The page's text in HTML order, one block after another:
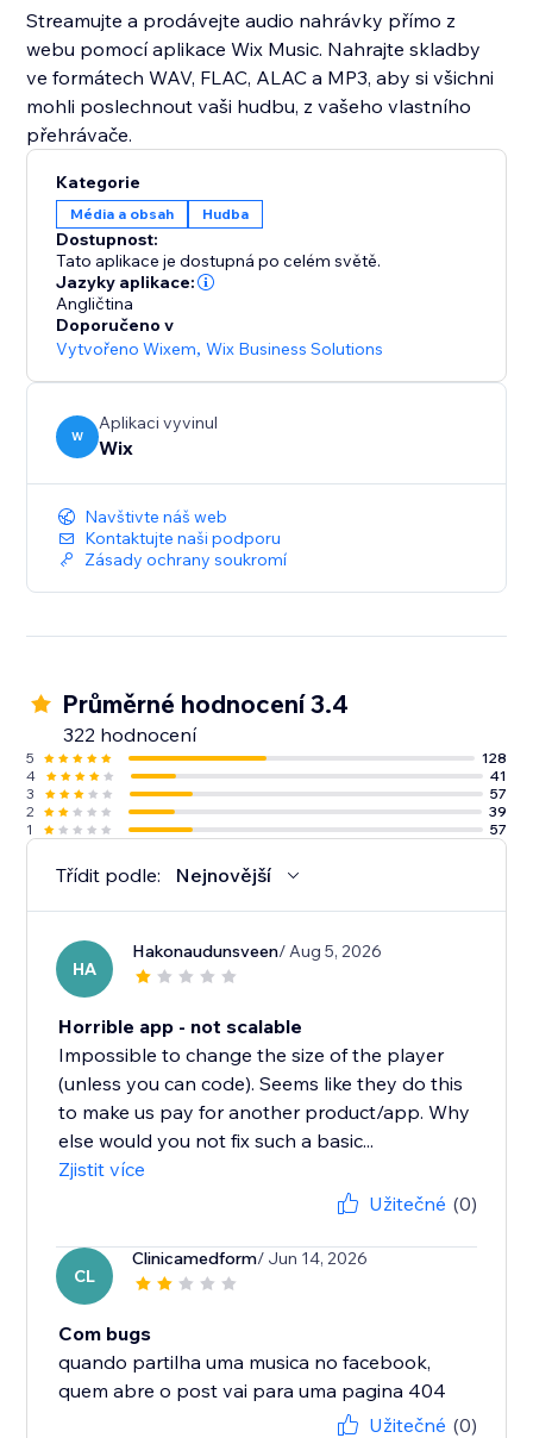
Streamujte a prodávejte audio nahrávky přímo z
webu pomocí aplikace Wix Music. Nahrajte skladby
ve formátech WAV, FLAC, ALAC a MP3, aby si všichni
mohli poslechnout vaši hudbu, z vašeho vlastního
přehrávače.
Kategorie
Média a obsah Hudba
Dostupnost:
Tato aplikace je dostupná po celém světě.
Jazyky aplikace:
Angličtina
Doporučeno v
Vytvořeno Wixem,Wix Business Solutions
W
Aplikaci vyvinul
Wix
Navštivte náš web
Kontaktujte naši podporu
Zásady ochrany soukromí
Průměrné hodnocení 3.4
322 hodnocení
5
128
4
41
3
57
2
39
1
57
Třídit podle: Nejnovější
HA
Hakonaudunsveen/ Aug 5, 2026
Horrible app - not scalable
Impossible to change the size of the player
(unless you can code). Seems like they do this
to make us pay for another product/app. Why
else would you not fix such a basic...
Zjistit více
Užitečné (0)
CL
Clinicamedform/ Jun 14, 2026
Com bugs
quando partilha uma musica no facebook,
quem abre o post vai para uma pagina 404
Užitečné (0)